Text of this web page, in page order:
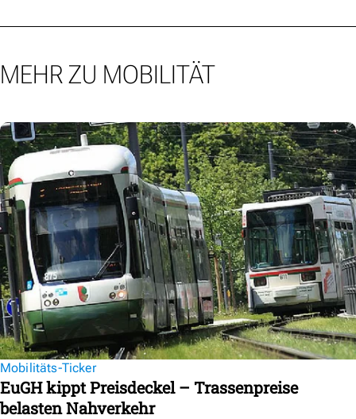
MEHR ZU MOBILITÄT
Mobilitäts-Ticker
EuGH kippt Preisdeckel – Trassenpreise
belasten Nahverkehr